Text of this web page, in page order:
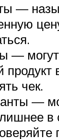
—
—
чек.
—
в